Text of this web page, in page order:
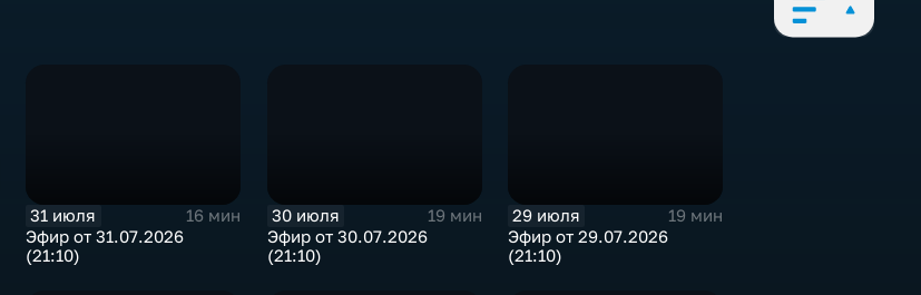
31 июля
16 мин
Эфир от 31.07.2026
(21:10)
30 июля
19 мин
Эфир от 30.07.2026
(21:10)
29 июля
19 мин
Эфир от 29.07.2026
(21:10)